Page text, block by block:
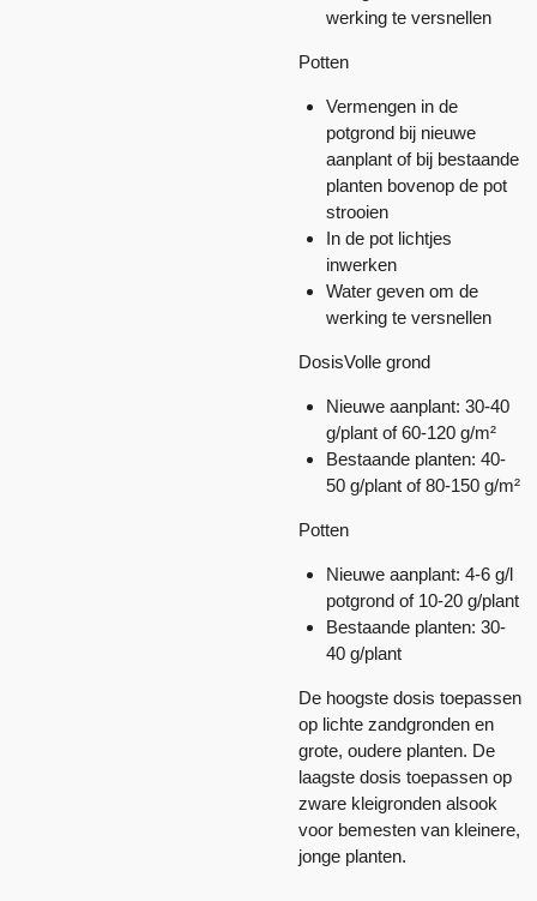
werking te versnellen
Potten
Vermengen in de
potgrond bij nieuwe
aanplant of bij bestaande
planten bovenop de pot
strooien
In de pot lichtjes
inwerken
Water geven om de
werking te versnellen
DosisVolle grond
Nieuwe aanplant: 30-40
g/plant of 60-120 g/m²
Bestaande planten: 40-
50 g/plant of 80-150 g/m²
Potten
Nieuwe aanplant: 4-6 g/l
potgrond of 10-20 g/plant
Bestaande planten: 30-
40 g/plant
De hoogste dosis toepassen
op lichte zandgronden en
grote, oudere planten. De
laagste dosis toepassen op
zware kleigronden alsook
voor bemesten van kleinere,
jonge planten.